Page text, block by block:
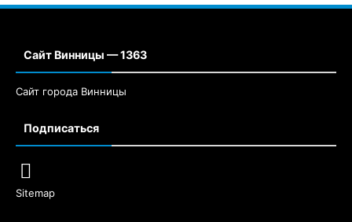
Сайт Винницы — 1363
Сайт города Винницы
Подписаться
Sitemap